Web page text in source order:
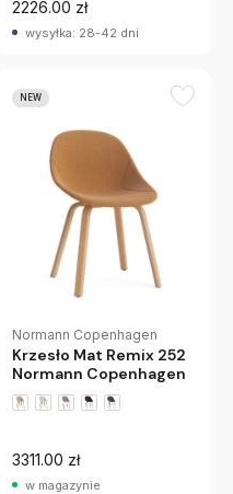
2226.00 zł
wysyłka: 28-42 dni
NEW
Normann Copenhagen
Krzesło Mat Remix 252
Normann Copenhagen
3311.00 zł
w magazynie